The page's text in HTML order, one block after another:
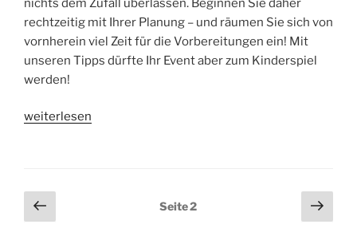
nichts dem Zufall überlassen. Beginnen Sie daher
rechtzeitig mit Ihrer Planung – und räumen Sie sich von
vornherein viel Zeit für die Vorbereitungen ein! Mit
unseren Tipps dürfte Ihr Event aber zum Kinderspiel
werden!
„So
perfekten
Gastgeber
weiterlesen
Seitennummerierung
der
Vorherige
Seite
Seite2